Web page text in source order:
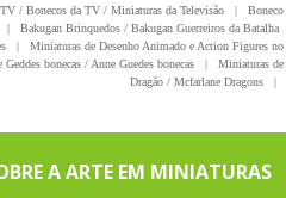
/ Bonecos da TV / Miniaturas da Televisão |
| Bakugan Brinquedos / Bakugan Guerreiros da Batalha
|
Miniaturas de Desenho Animado e Action Figures
Geddes bonecas / Anne Guedes bonecas |
Miniaturas
Dragão / Mcfarlane Dragons
|
A ARTE EM MINIATURAS